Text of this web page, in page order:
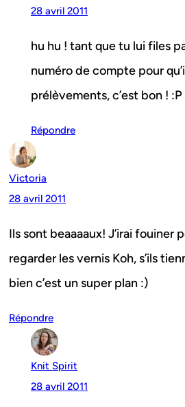
28 avril 2011
hu hu ! tant que tu lui files
numéro de compte pour
prélèvements, c’est bon ! :P
Répondre
Victoria
28 avril 2011
Ils sont beaaaaux! J’irai fouiner
regarder les vernis Koh, s’ils
bien c’est un super plan :)
Répondre
Knit Spirit
28 avril 2011